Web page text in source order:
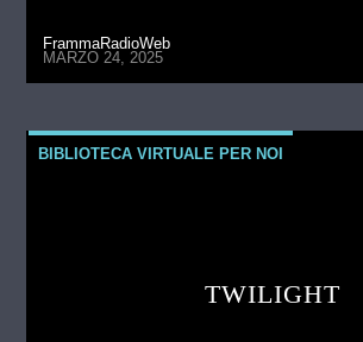
FrammaRadioWeb
MARZO 24, 2025
BIBLIOTECA VIRTUALE PER NOI
TWILIGHT